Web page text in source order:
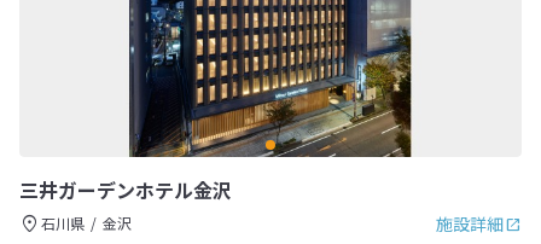
三井ガーデンホテル金沢
施設詳細
石川県
金沢